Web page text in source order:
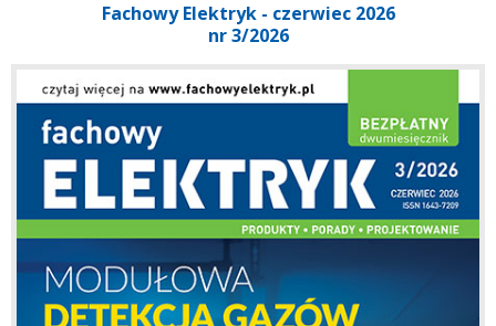
Fachowy Elektryk - czerwiec 2026
nr 3/2026